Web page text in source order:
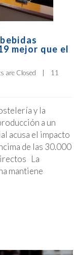
mejor que el
are Closed
11
y la
a un
acusa el impacto
de las 30.000
La
mantiene